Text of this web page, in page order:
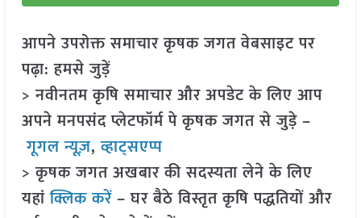
आपने उपरोक्त समाचार कृषक जगत वेबसाइट पर
पढ़ा: हमसे जुड़ें
> नवीनतम कृषि समाचार और अपडेट के लिए आप
अपने मनपसंद प्लेटफॉर्म पे कृषक जगत से जुड़े –
गूगल न्यूज़,व्हाट्सएप्प
> कृषक जगत अखबार की सदस्यता लेने के लिए
यहांक्लिक करें– घर बैठे विस्तृत कृषि पद्धतियों और